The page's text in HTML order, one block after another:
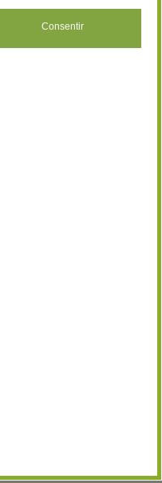
Consentir